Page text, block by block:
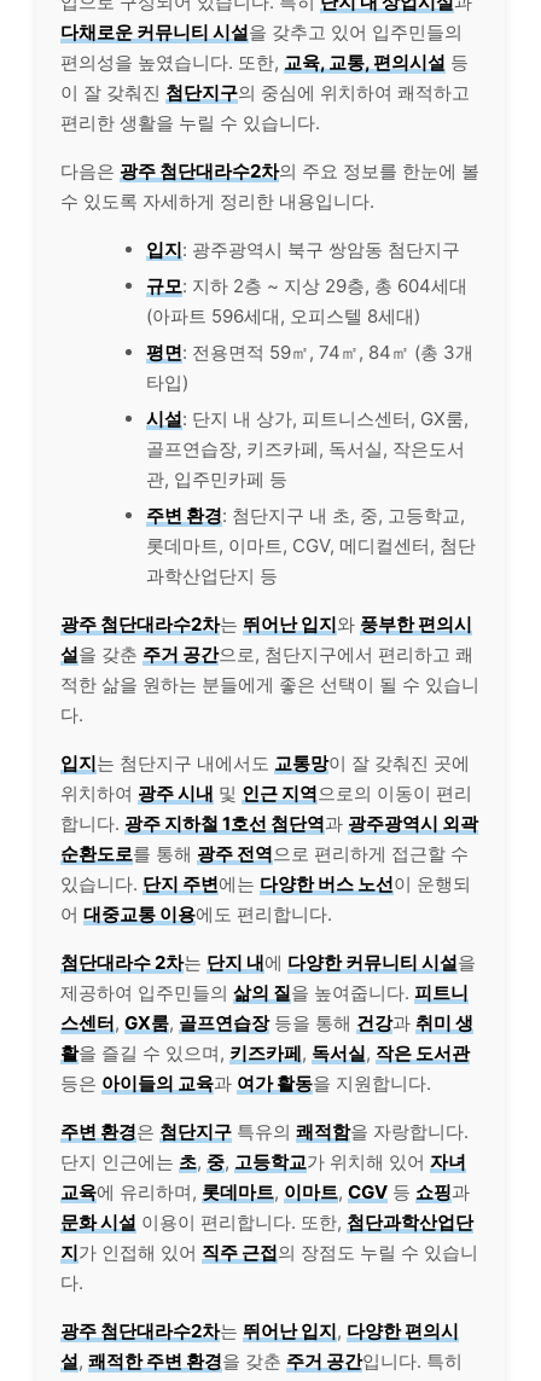
다채로운 커뮤니티 시설을 갖추고 있어 입주민들의
편의성을 높였습니다. 또한, 교육, 교통, 편의시설 등
이 잘 갖춰진 첨단지구의 중심에 위치하여 쾌적하고
편리한 생활을 누릴 수 있습니다.
다음은 광주 첨단대라수2차의 주요 정보를 한눈에 볼
수 있도록 자세하게 정리한 내용입니다.
입지: 광주광역시 북구 쌍암동 첨단지구
규모: 지하 2층 ~ 지상 29층, 총 604세대
(아파트 596세대, 오피스텔 8세대)
평면: 전용면적 59㎡, 74㎡, 84㎡ (총 3개
타입)
시설: 단지 내 상가, 피트니스센터, GX룸,
골프연습장, 키즈카페, 독서실, 작은도서
관, 입주민카페 등
주변 환경: 첨단지구 내 초, 중, 고등학교,
롯데마트, 이마트, CGV, 메디컬센터, 첨단
과학산업단지 등
광주 첨단대라수2차는 뛰어난 입지와 풍부한 편의시
설을 갖춘 주거 공간으로, 첨단지구에서 편리하고 쾌
적한 삶을 원하는 분들에게 좋은 선택이 될 수 있습니
다.
입지는 첨단지구 내에서도 교통망이 잘 갖춰진 곳에
위치하여 광주 시내 및 인근 지역으로의 이동이 편리
합니다. 광주 지하철 1호선 첨단역과 광주광역시 외곽
순환도로를 통해 광주 전역으로 편리하게 접근할 수
있습니다. 단지 주변에는 다양한 버스 노선이 운행되
어 대중교통 이용에도 편리합니다.
첨단대라수 2차는 단지 내에 다양한 커뮤니티 시설을
제공하여 입주민들의 삶의 질을 높여줍니다. 피트니
스센터, GX룸, 골프연습장등을 통해 건강과 취미 생
활을 즐길 수 있으며, 키즈카페, 독서실, 작은 도서관
등은 아이들의 교육과 여가 활동을 지원합니다.
주변 환경은 첨단지구 특유의 쾌적함을 자랑합니다.
단지 인근에는 초, 중, 고등학교가 위치해 있어 자녀
교육에 유리하며, 롯데마트, 이마트, CGV 등 쇼핑과
문화 시설 이용이 편리합니다. 또한, 첨단과학산업단
지가 인접해 있어 직주 근접의 장점도 누릴 수 있습니
다.
광주 첨단대라수2차는 뛰어난 입지, 다양한 편의시
설, 쾌적한 주변 환경을 갖춘 주거 공간입니다. 특히